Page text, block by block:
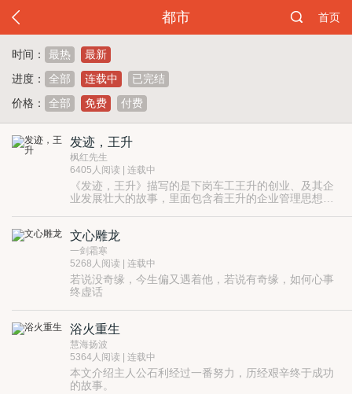
都市 首页
时间： 最热
最新
进度：
全部 连载中
已完结
价格：
全部 免费 付费
发迹，王升
枫红先生
6405人阅读 | 连载中
《发迹，王升》描写的是下岗车工王升的创业、及其企
业发展壮大的故事，里面包含着王升的企业管理思想、
牛、陶佳、李丽丽、李煜、周新、吴斌等人，都是极具
特色的人物，为小说内容增色不少。
《发迹，王升》是本攻击性极强的小说——和平年
代无战事，小说的攻击性表现在商场上和商业运作上。
《发迹，王升》告诉读者，普通人在普通的行业
里，运用自己的专业技能，也能创造出辉煌的事业来。
文心雕龙
一剑霜寒
5268人阅读 | 连载中
若说没奇缘，今生偏又遇着他，若说有奇缘，如何心事
终虚话
浴火重生
慧海扬波
5364人阅读 | 连载中
本文介绍主人公石利经过一番努力，历经艰辛终于成功
的故事。